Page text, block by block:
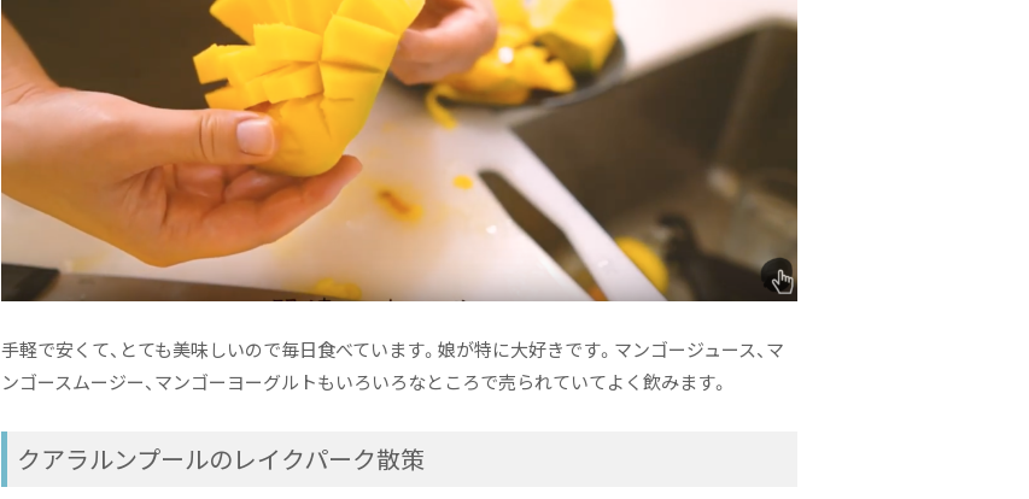
手軽で安くて、とても美味しいので毎日食べています。娘が特に大好きです。マンゴージュース、マ
ンゴースムージー、マンゴーヨーグルトもいろいろなところで売られていてよく飲みます。
クアラルンプールのレイクパーク散策